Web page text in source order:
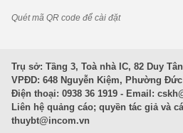
Quét mã QR code để cài đặt
Trụ sở: Tầng 3, Toà nhà IC, 82 Duy
VPĐD: 648 Nguyễn Kiệm, Phường
Điện thoại: 0938 36 1919 - Email:
Liên hệ quảng cáo; quyền tác giả và
thuybt@incom.vn